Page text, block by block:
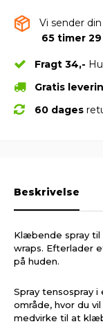
Vi sender
65 timer
Fragt 34,-
Gratis
60 dages
Beskrivelse
Klæbende spray
wraps. Efterlader
på huden.
Spray tensospray
område, hvor du
medvirke til at